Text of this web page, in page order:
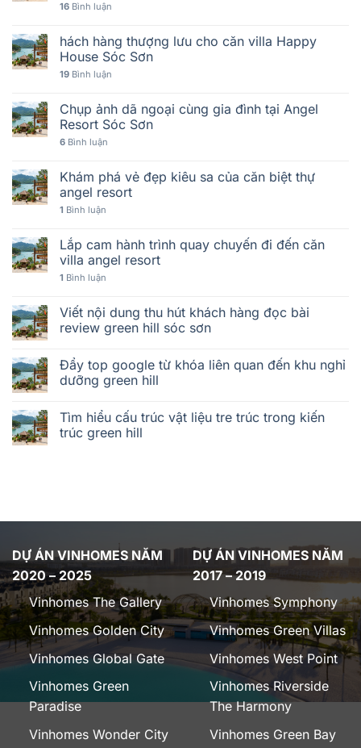
16 Bình luận
hách hàng thượng lưu cho căn villa Happy
House Sóc Sơn
19 Bình luận
Chụp ảnh dã ngoại cùng gia đình tại Angel
Resort Sóc Sơn
6 Bình luận
Khám phá vẻ đẹp kiêu sa của căn biệt thự
angel resort
1 Bình luận
Lắp cam hành trình quay chuyến đi đến căn
villa angel resort
1 Bình luận
Viết nội dung thu hút khách hàng đọc bài
review green hill sóc sơn
Đẩy top google từ khóa liên quan đến khu nghỉ
dưỡng green hill
Tìm hiểu cấu trúc vật liệu tre trúc trong kiến
trúc green hill
DỰ ÁN VINHOMES NĂM
2020 – 2025
Vinhomes The Gallery
Vinhomes Golden City
Vinhomes Global Gate
Vinhomes Green
Paradise
Vinhomes Wonder City
DỰ ÁN VINHOMES NĂM
2017 – 2019
Vinhomes Symphony
Vinhomes Green Villas
Vinhomes West Point
Vinhomes Riverside
The Harmony
Vinhomes Green Bay